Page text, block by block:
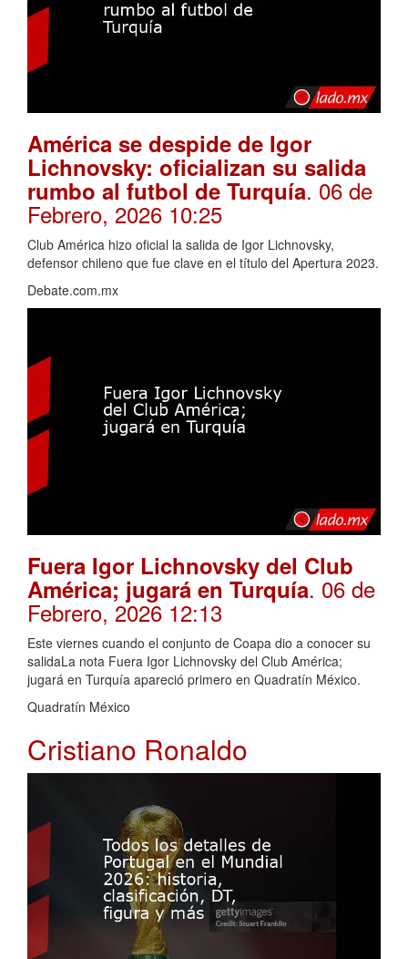
América se despide de Igor
Lichnovsky: oficializan su salida
rumbo al futbol de Turquía. 06 de
Febrero, 2026 10:25
Club América hizo oficial la salida de Igor Lichnovsky,
defensor chileno que fue clave en el título del Apertura 2023.
Debate.com.mx
Fuera Igor Lichnovsky del Club
América; jugará en Turquía. 06 de
Febrero, 2026 12:13
Este viernes cuando el conjunto de Coapa dio a conocer su
salidaLa nota Fuera Igor Lichnovsky del Club América;
jugará en Turquía apareció primero en Quadratín México.
Quadratín México
Cristiano Ronaldo